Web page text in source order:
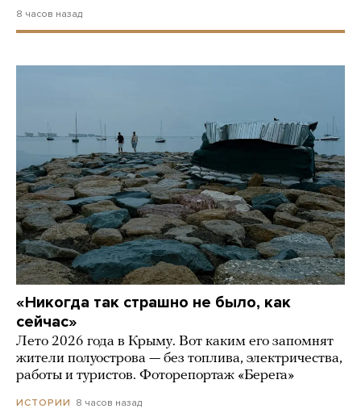
8 часов назад
«Никогда так страшно не было, как
сейчас»
Лето 2026 года в Крыму. Вот каким его запомнят
жители полуострова — без топлива, электричества,
работы и туристов. Фоторепортаж «Берега»
ИСТОРИИ 8 часов назад